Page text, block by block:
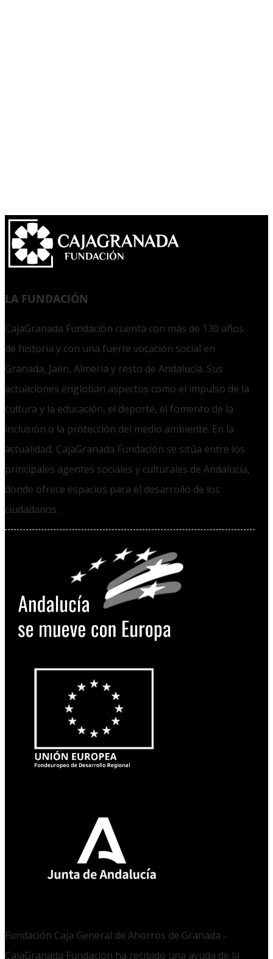
LA FUNDACIÓN
CajaGranada Fundación cuenta con más de 130 años
de historia y con una fuerte vocación social en
Granada, Jaén, Almería y resto de Andalucía. Sus
actuaciones engloban aspectos como el impulso de la
cultura y la educación, el deporte, el fomento de la
inclusión o la protección del medio ambiente. En la
actualidad, CajaGranada Fundación se sitúa entre los
principales agentes sociales y culturales de Andalucía,
donde ofrece espacios para el desarrollo de los
ciudadanos.
Fundación Caja General de Ahorros de Granada -
CajaGranada Fundación ha recibido una ayuda de la